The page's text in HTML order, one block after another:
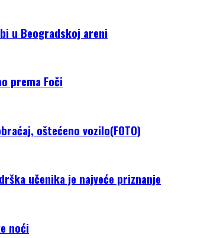
u Beogradskoj areni
prema Foči
oštećeno vozilo(FOTO)
učenika je najveće priznanje
noći